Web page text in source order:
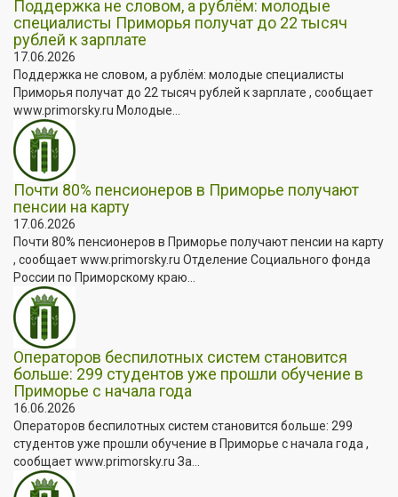
Поддержка не словом, а рублём: молодые
специалисты Приморья получат до 22 тысяч
рублей к зарплате
17.06.2026
Поддержка не словом, а рублём: молодые специалисты
Приморья получат до 22 тысяч рублей к зарплате , сообщает
www.primorsky.ru Молодые...
Почти 80% пенсионеров в Приморье получают
пенсии на карту
17.06.2026
Почти 80% пенсионеров в Приморье получают пенсии на карту
, сообщает www.primorsky.ru Отделение Социального фонда
России по Приморскому краю...
Операторов беспилотных систем становится
больше: 299 студентов уже прошли обучение в
Приморье с начала года
16.06.2026
Операторов беспилотных систем становится больше: 299
студентов уже прошли обучение в Приморье с начала года ,
сообщает www.primorsky.ru За...